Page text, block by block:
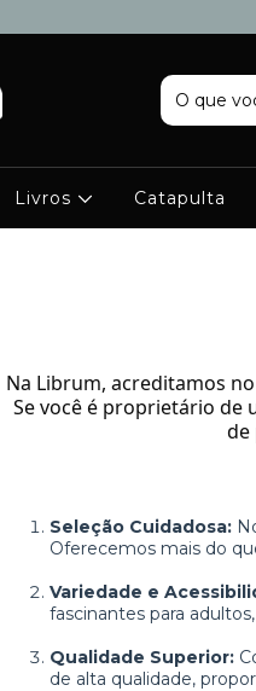
Livros Catapulta
Na Librum, acreditamos
Se você é proprietário de
de
Seleção Cuidadosa:
Oferecemos mais do
Variedade e
fascinantes para
Qualidade Superior:
de alta qualidade,